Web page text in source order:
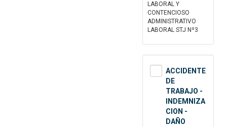
LABORAL Y
CONTENCIOSO
ADMINISTRATIVO
LABORAL STJ Nº3
ACCIDENTE
DE
TRABAJO -
INDEMNIZA
CION -
DAÑO